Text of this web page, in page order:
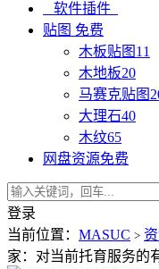
软件插件
贴图 免费
木板贴图 11
木地板20
马赛克贴图
大理石40
木纹65
网盘资源免费
登录
当前位置： MASUC >
家：对当前托育服务的